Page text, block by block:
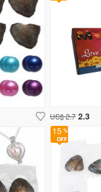
15
US$ 2.7 2.3